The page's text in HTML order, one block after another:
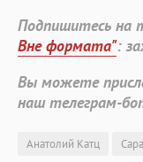
Подпишитесь на
Вне формата":
Вы можете
наш телеграм-
Анатолий Катц